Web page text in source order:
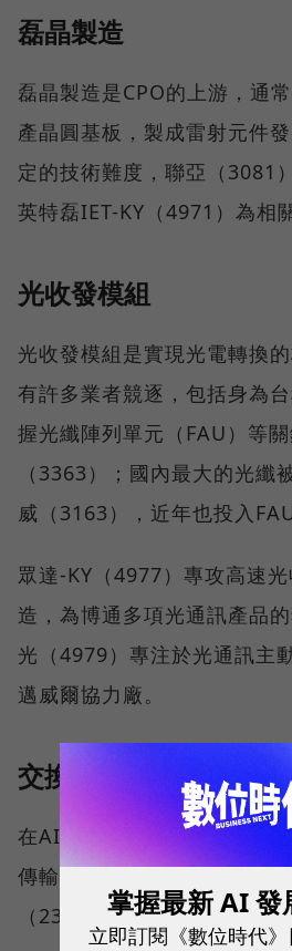
磊晶製造
磊晶製造是CPO的上游，通
產晶圓基板，製成雷射元件
定的技術難度，聯亞（3081
英特磊IET-KY（4971）為相
光收發模組
光收發模組是實現光電轉換
有許多業者競逐，包括身為
握光纖陣列單元（FAU）等
（3363）；國內最大的光纖
威（3163），近年也投入FAU
眾達-KY（4977）專攻高速
造，為博通多項光通訊產品
光（4979）專注於光通訊主
邁威爾協力廠。
交換器
在AI伺服器中，交換器（
傳輸扮演重要角色，相關台
（2345）、明泰（3380）等
掌握最新 AI 發
立即訂閱《數位時代